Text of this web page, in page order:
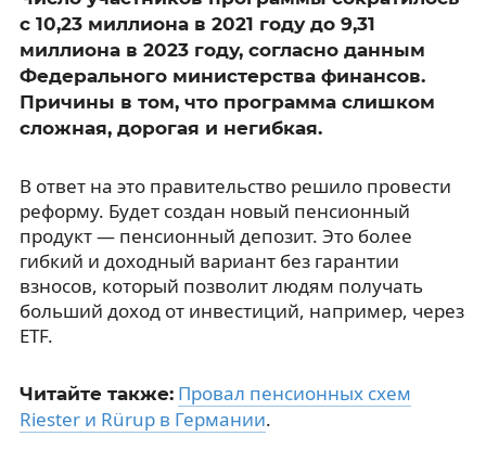
с 10,23 миллиона в 2021 году до 9,31
миллиона в 2023 году, согласно данным
Федерального министерства финансов.
Причины в том, что программа слишком
сложная, дорогая и негибкая.
В ответ на это правительство решило провести
реформу. Будет создан новый пенсионный
продукт — пенсионный депозит. Это более
гибкий и доходный вариант без гарантии
взносов, который позволит людям получать
больший доход от инвестиций, например, через
ETF.
Читайте также: Провал пенсионных схем
Riester и Rürup в Германии.